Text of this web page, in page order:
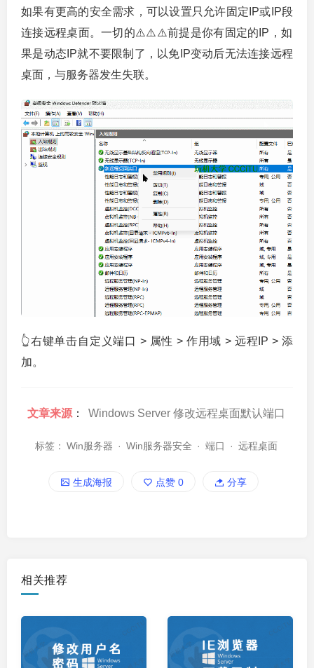
如果有更高的安全需求，可以设置只允许固定IP或IP段
连接远程桌面。一切的⚠️⚠️⚠️前提是你有固定的IP，如
果是动态IP就不要限制了，以免IP变动后无法连接远程
桌面，与服务器发生失联。
👆右键单击自定义端口 > 属性 > 作用域 > 远程IP > 添
加。
文章来源： Windows Server 修改远程桌面默认端口
标签： Win服务器 · Win服务器安全 · 端口 · 远程桌面
生成海报 点赞 0 分享
相关推荐